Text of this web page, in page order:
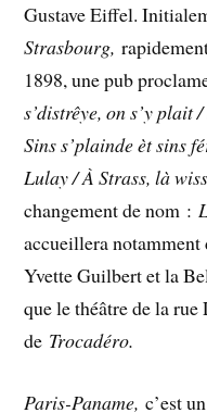
Gustave Eiffel.
Strasbourg,
1898, une pub
s’distrêye, on s’y plait
Sins s’plainde èt sins
Lulay / À Strass, là
changement de nom :
accueillera
Yvette Guilbert et la
que le théâtre de la
de Trocadéro.
Paris-Paname,c’est